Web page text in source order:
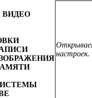
ВИДЕО
настроек.